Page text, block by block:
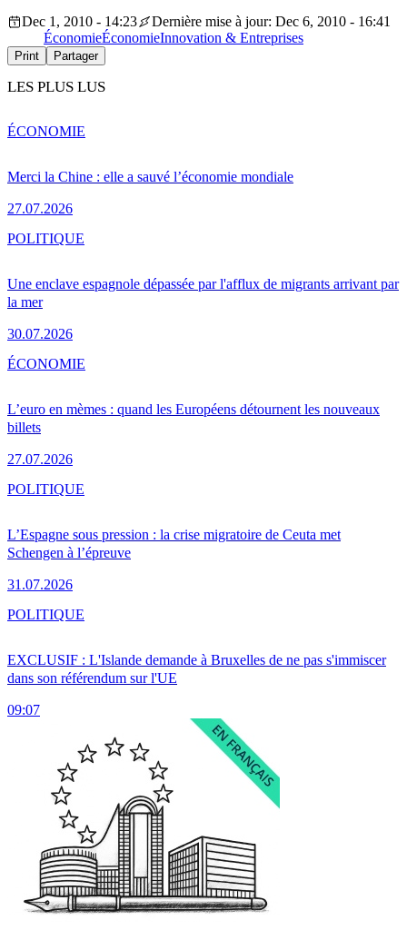
Dec 1, 2010 - 14:23
Dernière mise à jour: Dec 6, 2010 - 16:41
ÉconomieÉconomieInnovation & Entreprises
Print Partager
LES PLUS LUS
Merci la Chine : elle a sauvé l’économie mondiale
27.07.2026
ÉCONOMIE
Une enclave espagnole dépassée par l'afflux de migrants arrivant par
la mer
30.07.2026
POLITIQUE
L’euro en mèmes : quand les Européens détournent les nouveaux
billets
27.07.2026
ÉCONOMIE
L’Espagne sous pression : la crise migratoire de Ceuta met
Schengen à l’épreuve
31.07.2026
POLITIQUE
EXCLUSIF : L'Islande demande à Bruxelles de ne pas s'immiscer
dans son référendum sur l'UE
09:07
POLITIQUE